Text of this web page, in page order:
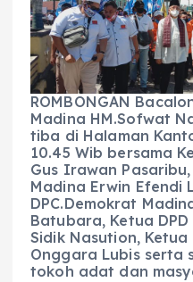
b
o
o
k
A
p
p
r
a
m
n
g
ROMBONGAN
Madina HM.Sofwat
tiba di Halaman
10.45 Wib bersama
Gus Irawan
Madina Erwin Efendi
DPC.Demokrat
Batubara, Ketua
Sidik Nasution,
Onggara Lubis serta
tokoh adat dan